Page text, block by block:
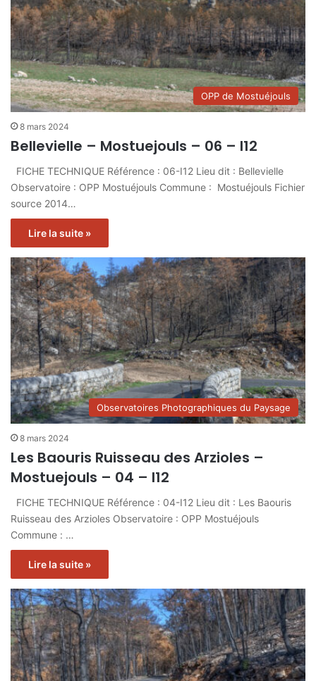
OPP de Mostuéjouls
8 mars 2024
Bellevielle – Mostuejouls – 06 – I12
FICHE TECHNIQUE Référence : 06-I12 Lieu dit : Bellevielle
Observatoire : OPP Mostuéjouls Commune : Mostuéjouls Fichier
source 2014…
Lire la suite »
Observatoires Photographiques du Paysage
8 mars 2024
Les Baouris Ruisseau des Arzioles –
Mostuejouls – 04 – I12
FICHE TECHNIQUE Référence : 04-I12 Lieu dit : Les Baouris
Ruisseau des Arzioles Observatoire : OPP Mostuéjouls
Commune : …
Lire la suite »